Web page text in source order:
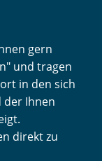
gern
und tragen
in den sich
der Ihnen
direkt zu